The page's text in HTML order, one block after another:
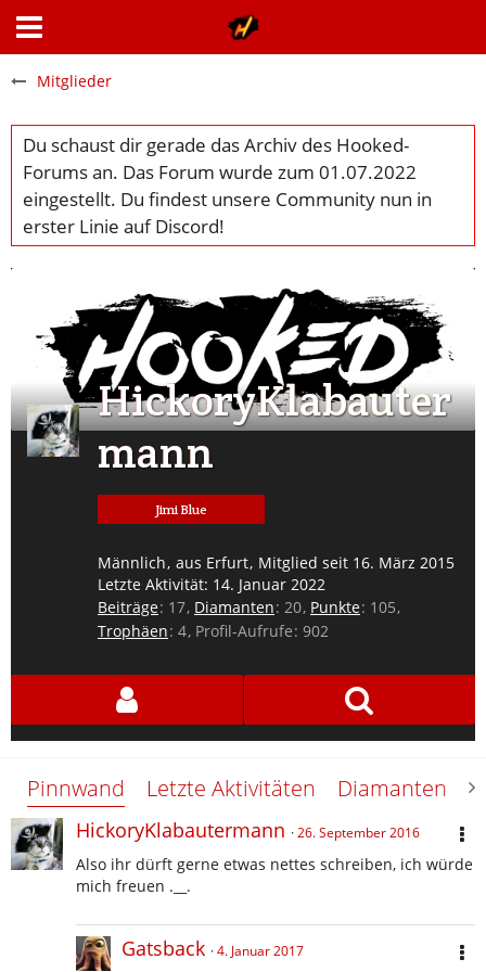
Mitglieder
HickoryKlabauter
mann
Jimi Blue
Männlich aus Erfurt Mitglied seit 16. März 2015
Letzte Aktivität: 14. Januar 2022
Beiträge 17 Diamanten 20 Punkte 105
Trophäen 4 Profil-Aufrufe 902
Pinnwand Letzte Aktivitäten Diamanten
HickoryKlabautermann 26. September 2016
Also ihr dürft gerne etwas nettes schreiben, ich würde
mich freuen .__.
Gatsback 4. Januar 2017